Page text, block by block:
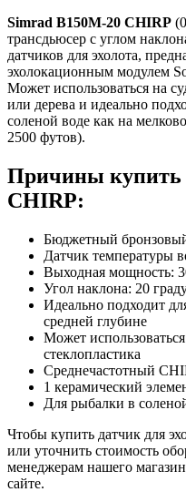
Simrad B150M-20 CHIRP
трансдьюсер с углом
датчиков для эхолота,
эхолокационным модулем
Может использоваться на
или дерева и идеально
соленой воде как на
2500 футов).
Причины купить
CHIRP:
Бюджетный
Датчик температуры
Выходная мощность:
Угол наклона: 20
Идеально подходит
средней глубине
Может
стеклопластика
Среднечастотный
1 керамический
Для рыбалки в
Чтобы купить датчик для
или уточнить стоимость
менеджерам нашего
сайте.